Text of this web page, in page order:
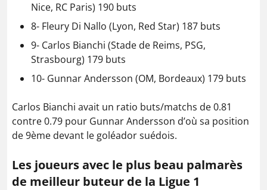
Nice, RC Paris) 190 buts
8- Fleury Di Nallo (Lyon, Red Star) 187 buts
9- Carlos Bianchi (Stade de Reims, PSG,
Strasbourg) 179 buts
10- Gunnar Andersson (OM, Bordeaux) 179 buts
Carlos Bianchi avait un ratio buts/matchs de 0.81
contre 0.79 pour Gunnar Andersson d’où sa position
de 9ème devant le goléador suédois.
Les joueurs avec le plus beau palmarès
de meilleur buteur de la Ligue 1